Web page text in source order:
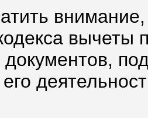
вычеты
документов,